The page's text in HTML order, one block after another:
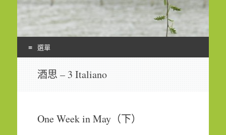
選單
酒思 – 3 Italiano
One Week in May（下）